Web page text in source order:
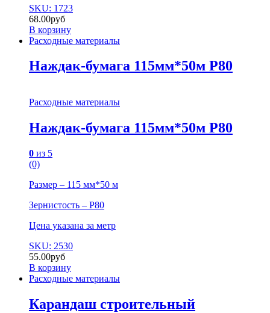
SKU: 1723
68.00руб
В корзину
Расходные материалы
Наждак-бумага 115мм*50м P80
Расходные материалы
Наждак-бумага 115мм*50м P80
0 из 5
(0)
Размер – 115 мм*50 м
Зернистость – P80
Цена указана за метр
SKU: 2530
55.00руб
В корзину
Расходные материалы
Карандаш строительный